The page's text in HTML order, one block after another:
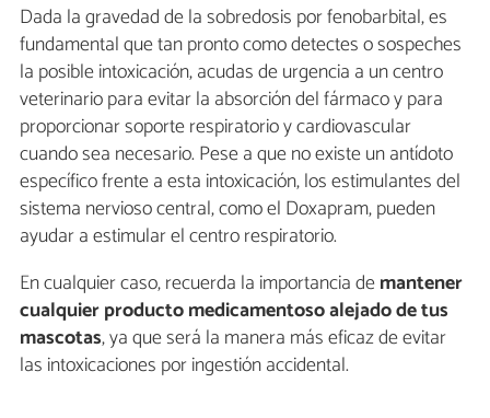
Dada la gravedad de la sobredosis por fenobarbital, es
fundamental que tan pronto como detectes o sospeches
la posible intoxicación, acudas de urgencia a un centro
veterinario para evitar la absorción del fármaco y para
proporcionar soporte respiratorio y cardiovascular
cuando sea necesario. Pese a que no existe un antídoto
específico frente a esta intoxicación, los estimulantes del
sistema nervioso central, como el Doxapram, pueden
ayudar a estimular el centro respiratorio.
En cualquier caso, recuerda la importancia demantener
cualquierproducto medicamentoso alejado de tus
mascotas, ya que será la manera más eficaz de evitar
las intoxicaciones por ingestión accidental.